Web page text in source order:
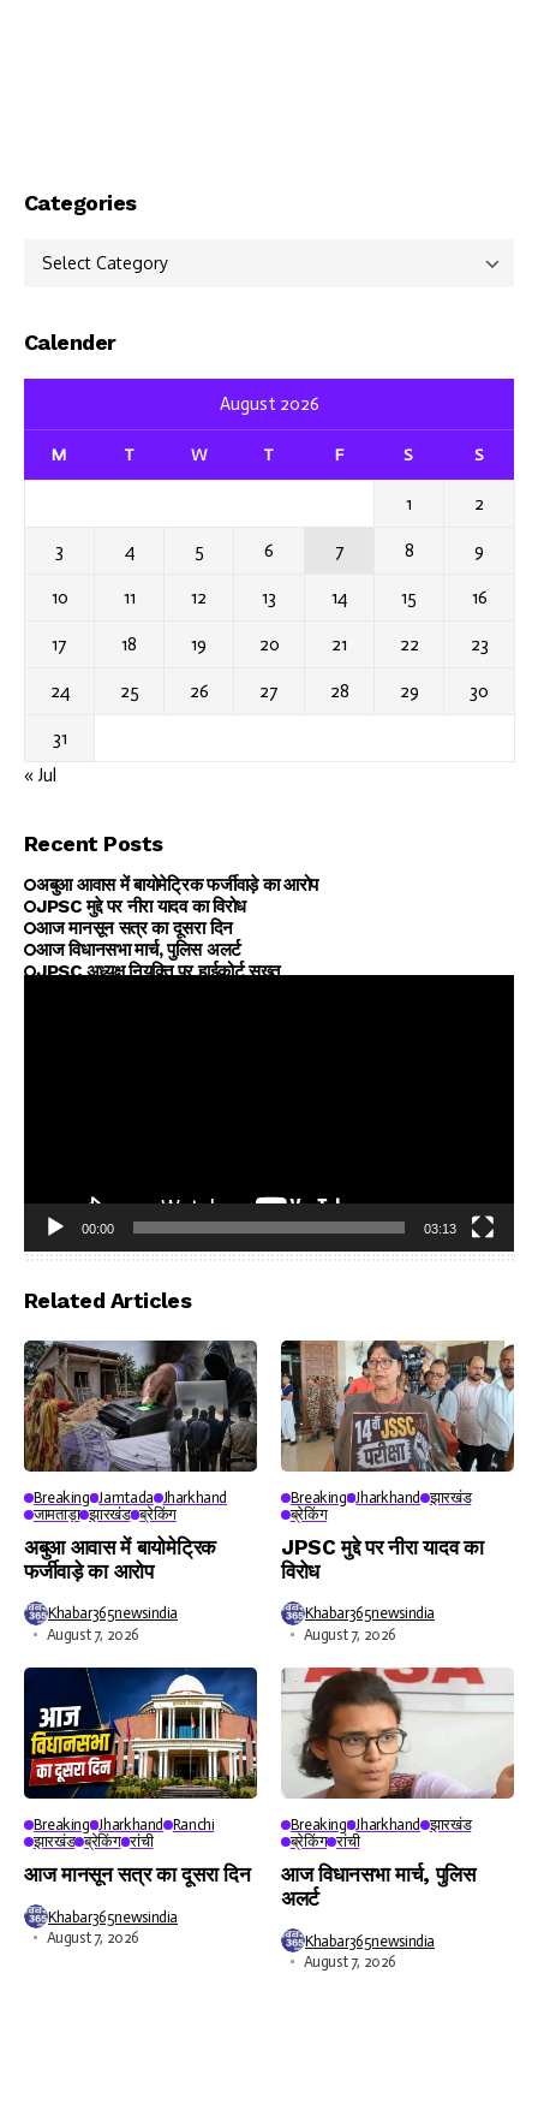
Categories
Categories
Calender
August 2026
M T W T F S S
1 2
3 4 5 6 7 8 9
10 11 12 13 14 15 16
17 18 19 20 21 22 23
24 25 26 27 28 29 30
31
« Jul
Recent Posts
अबुआ आवास में बायोमेट्रिक फर्जीवाड़े का आरोप
JPSC मुद्दे पर नीरा यादव का विरोध
आज मानसून सत्र का दूसरा दिन
आज विधानसभा मार्च, पुलिस अलर्ट
JPSC अध्यक्ष नियुक्ति पर हाईकोर्ट सख्त
Player
00:00 03:13
Related Articles
Breaking Jamtada Jharkhand
जामताड़ा झारखंड ब्रेकिंग
अबुआ आवास में बायोमेट्रिक
फर्जीवाड़े का आरोप
Khabar365newsindia
August 7, 2026
Breaking Jharkhand
झारखंड
ब्रेकिंग
JPSC मुद्दे पर नीरा यादव का
विरोध
Khabar365newsindia
August 7, 2026
Breaking Jharkhand
Ranchi
झारखंड ब्रेकिंग रांची
आज मानसून सत्र का दूसरा दिन
Khabar365newsindia
August 7, 2026
Breaking Jharkhand
झारखंड
ब्रेकिंग रांची
आज विधानसभा मार्च, पुलिस
अलर्ट
Khabar365newsindia
August 7, 2026